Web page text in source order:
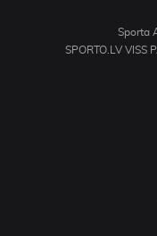
Sporta
SPORTO.LV VISS